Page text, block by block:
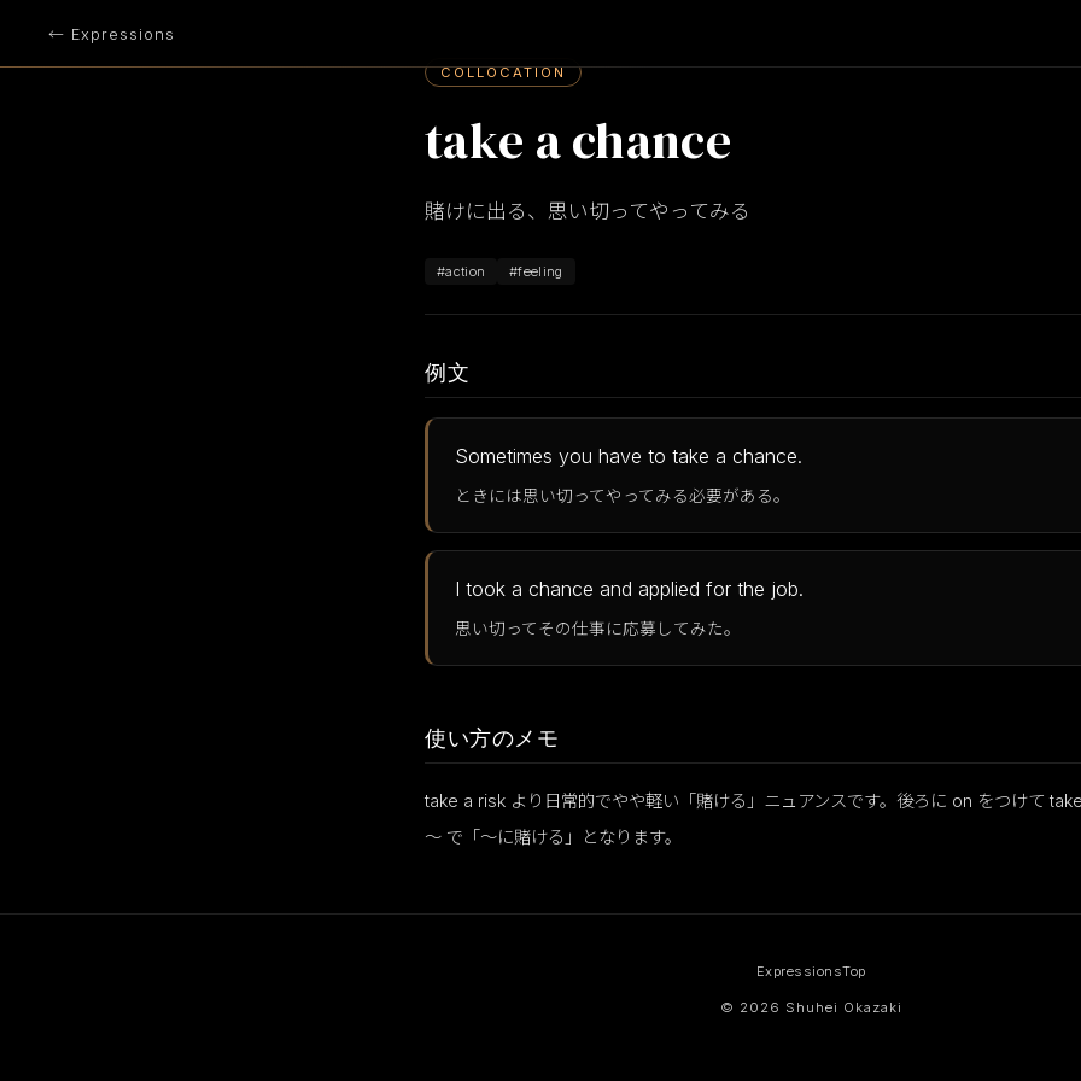
← Expressions
COLLOCATION
take a chance
賭けに出る、思い切ってやってみる
#action #feeling
例文
Sometimes you have to take a chance.
ときには思い切ってやってみる必要がある。
I took a chance and applied for the job.
思い切ってその仕事に応募してみた。
使い方のメモ
take a risk より日常的でやや軽い「賭ける」ニュアンスです。後ろに on をつけて
〜 で「〜に賭ける」となります。
ExpressionsTop
© 2026 Shuhei Okazaki